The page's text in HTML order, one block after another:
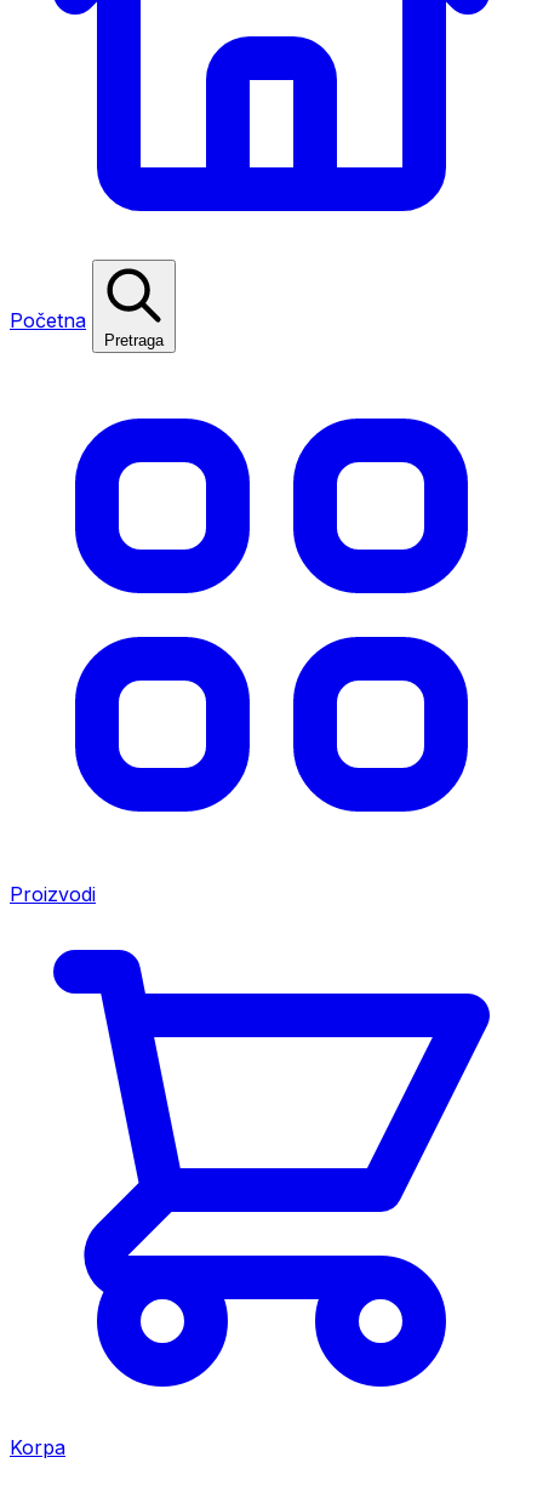
Početna
Pretraga
Proizvodi
Korpa